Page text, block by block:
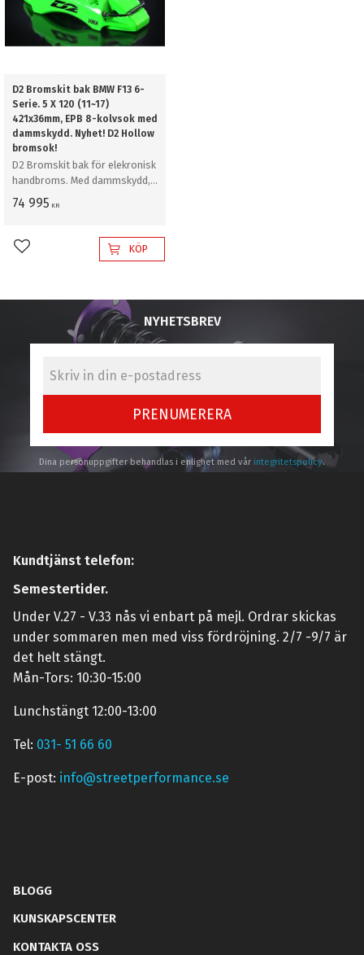
D2 Bromskit bak BMW F13 6-
Serie. 5 X 120 (11~17)
421x36mm, EPB 8-kolvsok med
dammskydd. Nyhet! D2 Hollow
bromsok!
D2 Bromskit bak för elekronisk
handbroms. Med dammskydd,
421mm
74 995 KR
Lägg till i favoriterKÖP
NYHETSBREV
PRENUMERERA
Dina personuppgifter behandlas i enlighet med vår integritetspolicy.
Kundtjänst telefon:
Semestertider.
Under V.27 - V.33 nås vi enbart på mejl. Ordrar skickas
under sommaren men med viss fördröjning. 2/7 -9/7 är
det helt stängt.
Mån-Tors: 10:30-15:00
Lunchstängt 12:00-13:00
Tel: 031- 51 66 60
E-post: info@streetperformance.se
BLOGG
KUNSKAPSCENTER
KONTAKTA OSS